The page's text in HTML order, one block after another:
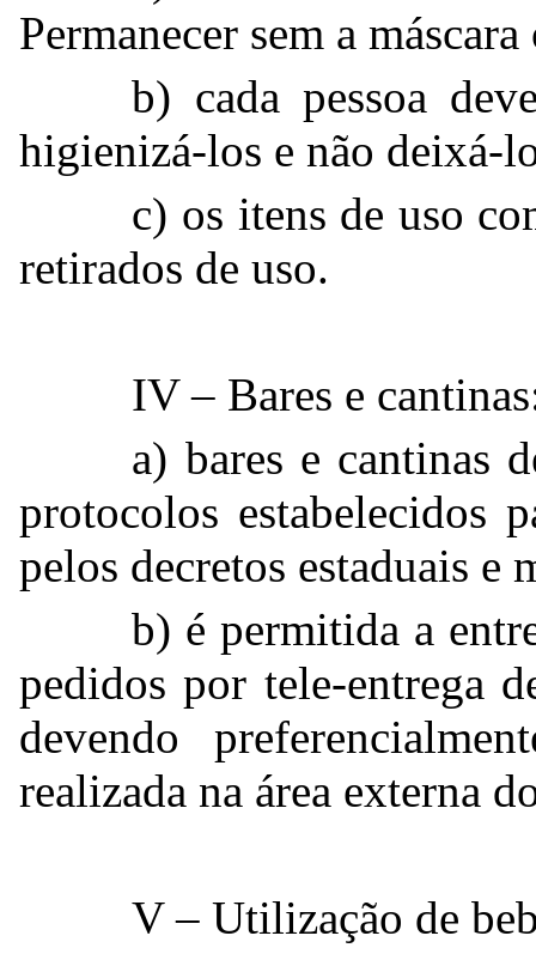
Permanecer sem a
b) cada pessoa
higienizá-los e não deixá-
c) os itens de uso
retirados de uso.
IV – Bares e
a) bares e cantinas
protocolos estabelecidos
pelos decretos estaduais e
b) é permitida a
pedidos por tele-entrega
devendo
realizada na área externa
V – Utilização de